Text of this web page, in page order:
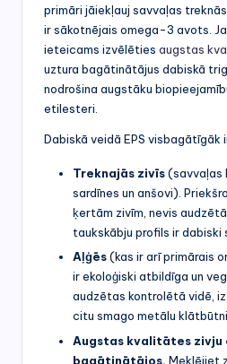
primāri jāiekļauj savvaļas
ir sākotnējais omega-3 avots.
ieteicams izvēlēties augstas
uztura bagātinātājus dabiskā
nodrošina augstāku
etilesteri.
Dabiskā veidā EPS visbagātīgāk
Treknajās zivīs(savvaļas
sardīnes un anšovi).
ķertām zivīm, nevis
taukskābju profils ir dabiski
Aļģēs(kas ir arī primārais
ir ekoloģiski atbildīga un
audzētas kontrolētā vidē,
citu smago metālu
Augstas kvalitātes zivju
bagātinātājos. Meklējiet